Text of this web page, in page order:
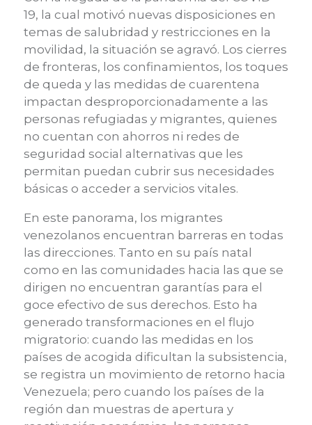
19, la cual motivó nuevas disposiciones en
temas de salubridad y restricciones en la
movilidad, la situación se agravó. Los cierres
de fronteras, los confinamientos, los toques
de queda y las medidas de cuarentena
impactan desproporcionadamente a las
personas refugiadas y migrantes, quienes
no cuentan con ahorros ni redes de
seguridad social alternativas que les
permitan puedan cubrir sus necesidades
básicas o acceder a servicios vitales.
En este panorama, los migrantes
venezolanos encuentran barreras en todas
las direcciones. Tanto en su país natal
como en las comunidades hacia las que se
dirigen no encuentran garantías para el
goce efectivo de sus derechos. Esto ha
generado transformaciones en el flujo
migratorio: cuando las medidas en los
países de acogida dificultan la subsistencia,
se registra un movimiento de retorno hacia
Venezuela; pero cuando los países de la
región dan muestras de apertura y